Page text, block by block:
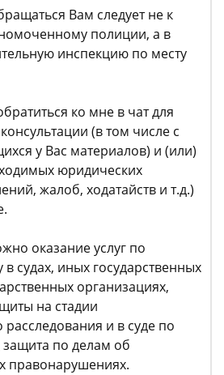
Вам следует не к
полиции, а в
инспекцию по месту
ко мне в чат для
(в том числе с
у Вас материалов) и (или)
юридических
жалоб, ходатайств и т.д.)
оказание услуг по
в судах, иных государственных
организациях,
на стадии
и в суде по
по делам об
правонарушениях.